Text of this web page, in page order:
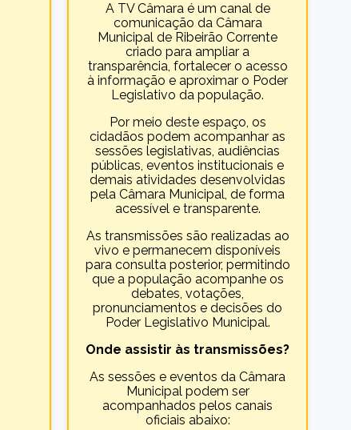
A TV Câmara é um canal de
comunicação da Câmara
Municipal de Ribeirão Corrente
criado para ampliar a
transparência, fortalecer o acesso
à informação e aproximar o Poder
Legislativo da população.
Por meio deste espaço, os
cidadãos podem acompanhar as
sessões legislativas, audiências
públicas, eventos institucionais e
demais atividades desenvolvidas
pela Câmara Municipal, de forma
acessível e transparente.
As transmissões são realizadas ao
vivo e permanecem disponíveis
para consulta posterior, permitindo
que a população acompanhe os
debates, votações,
pronunciamentos e decisões do
Poder Legislativo Municipal.
Onde assistir às transmissões?
As sessões e eventos da Câmara
Municipal podem ser
acompanhados pelos canais
oficiais abaixo: